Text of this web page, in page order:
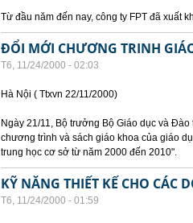
Từ đầu năm đến nay, công ty FPT đã xuất
ĐỔI MỚI CHƯƠNG TRINH
T6, 11/24/2000 - 02:03
Hà Nội ( Ttxvn 22/11/2000)
Ngày 21/11, Bộ trưởng Bộ Giáo dục và
chương trình và sách giáo khoa của giáo
trung học cơ sở từ năm 2000 đến 2010".
KỸ NĂNG THIẾT KẾ CHO CÁC
T6, 11/24/2000 - 01:59